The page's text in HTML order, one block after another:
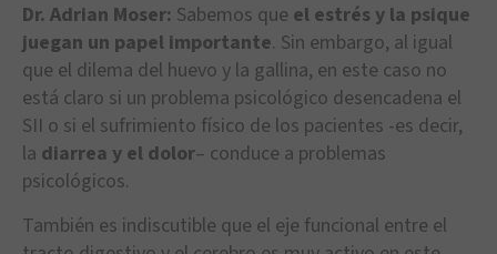
Dr. Adrian Moser: Sabemos que el estrés y la psique
juegan un papel importante. Sin embargo, al igual
que el dilema del huevo y la gallina, en este caso no
está claro si un problema psicológico desencadena el
SII o si el sufrimiento físico de los pacientes -es decir,
la diarrea y el dolor– conduce a problemas
psicológicos.
También es indiscutible que el eje funcional entre el